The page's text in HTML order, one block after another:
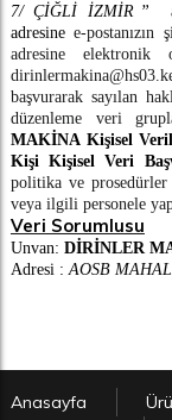
7/ ÇİĞLİ İZMİR ”
adresinee-postanızın
adresine elektronik
başvuraraksayılan
düzenleme veri
MAKİNA Kişisel
Kişi Kişisel Veri
politika ve
veya ilgili personele
Veri Sorumlusu
Unvan: DİRİNLER
Adresi : AOSB
Anasayfa